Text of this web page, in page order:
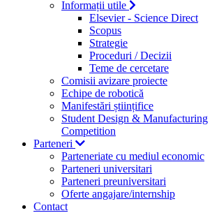
Informații utile
Elsevier - Science Direct
Scopus
Strategie
Proceduri / Decizii
Teme de cercetare
Comisii avizare proiecte
Echipe de robotică
Manifestări științifice
Student Design & Manufacturing
Competition
Parteneri
Parteneriate cu mediul economic
Parteneri universitari
Parteneri preuniversitari
Oferte angajare/internship
Contact